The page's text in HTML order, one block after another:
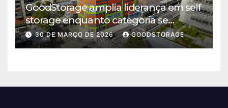
GoodStorage amplia liderança em self
storage enquanto categoria se
consolida em São Paulo
30 DE MARÇO DE 2026 GOODSTORAGE